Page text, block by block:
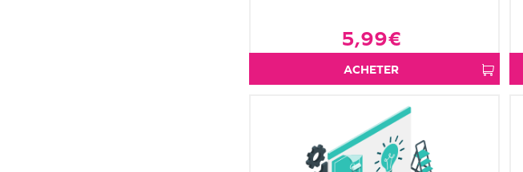
5,99€
ACHETER